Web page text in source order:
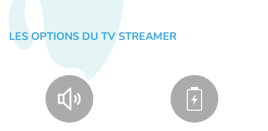
LES OPTIONS DU TV STREAMER